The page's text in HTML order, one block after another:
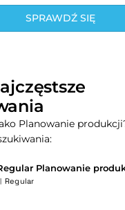
SPRAWDŹ SIĘ
Planowanie
Planowanie
Regular